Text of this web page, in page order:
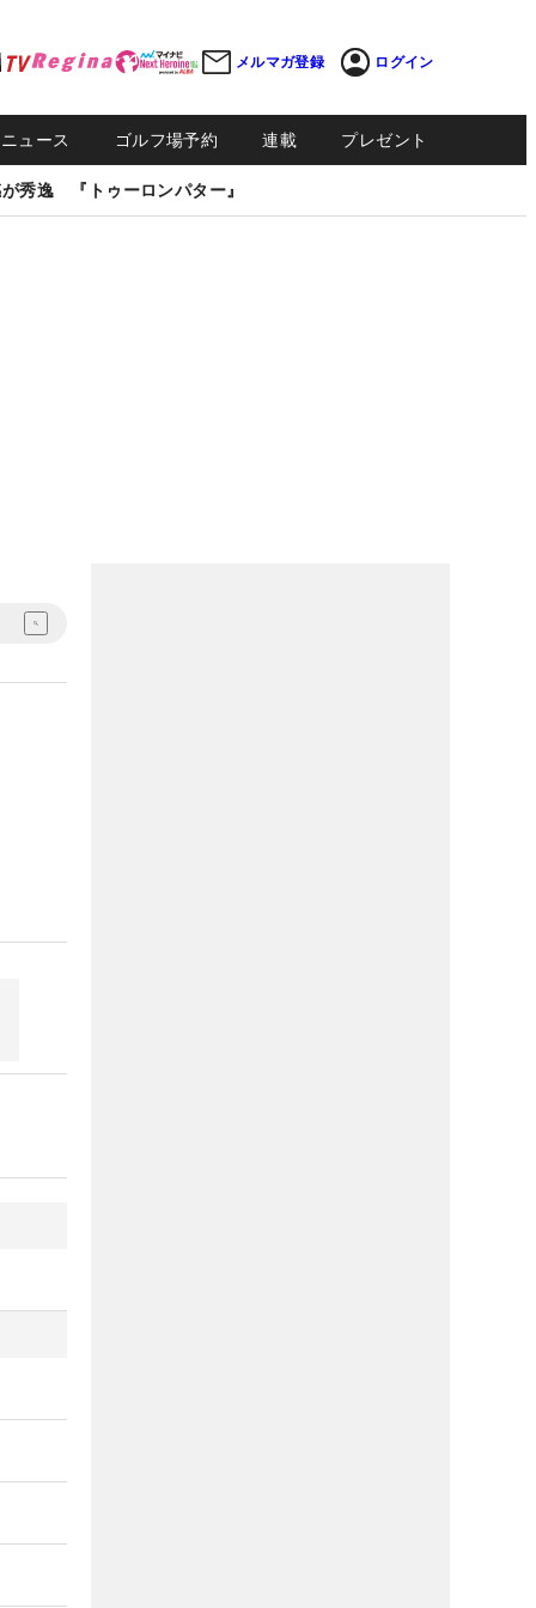
メルマガ登録 ログイン
ュース ゴルフ場予約 連載 プレゼント
秀逸 『トゥーロンパター』